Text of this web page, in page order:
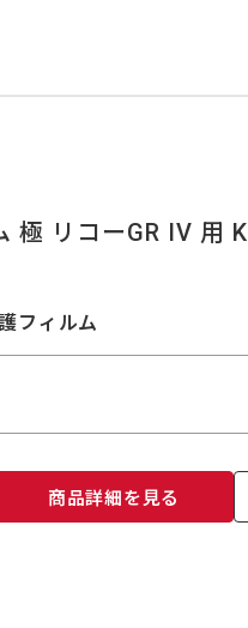
リコーGR IV 用
フィルム
商品詳細を見る